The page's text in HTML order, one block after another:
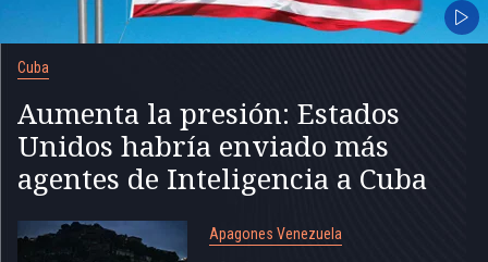
Cuba
Aumenta la presión: Estados
Unidos habría enviado más
agentes de Inteligencia a Cuba
Apagones Venezuela